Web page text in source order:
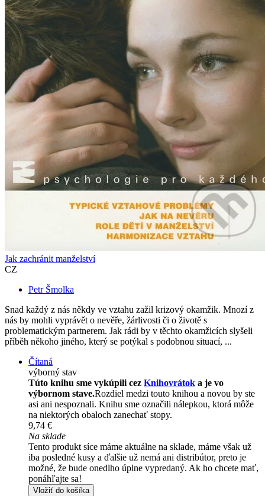
Jak zachránit manželství
CZ
Petr Šmolka
Snad každý z nás někdy ve vztahu zažil krizový okamžik. Mnozí z
nás by mohli vyprávět o nevěře, žárlivosti či o životě s
problematickým partnerem. Jak rádi by v těchto okamžicích slyšeli
příběh někoho jiného, který se potýkal s podobnou situací, ...
Čítaná
výborný stav
Túto knihu sme vykúpili cez Knihovrátok a je vo
výbornom stave.Rozdiel medzi touto knihou a novou by ste
asi ani nespoznali. Knihu sme označili nálepkou, ktorá môže
na niektorých obaloch zanechať stopy.
9,74 €
Na sklade
Tento produkt síce máme aktuálne na sklade, máme však už
iba posledné kusy a ďalšie už nemá ani distribútor, preto je
možné, že bude onedlho úplne vypredaný. Ak ho chcete mať,
ponáhľajte sa!
Vložiť do košíka